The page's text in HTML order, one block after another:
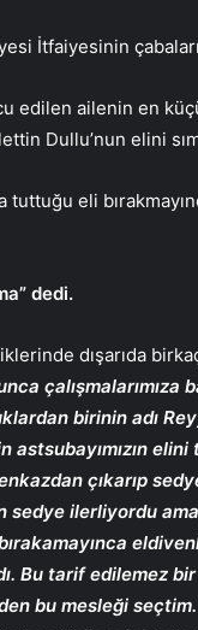
İtfaiyesinin
edilen ailenin en
Dullu’nun elini
tuttuğu eli
dedi.
dışarıda
birinin adı
çıkarıp
sedye ilerliyordu
Bu tarif edilemez
bu mesleği